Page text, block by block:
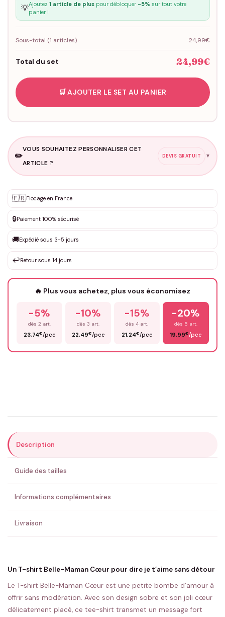
💡Ajoutez 1 article de pluspour débloquer -5% sur tout votre
panier !
Sous-total (1 articles) 24,99€
Total du set 24,99€
🛒 AJOUTER LE SET AU PANIER
✏️
VOUS SOUHAITEZ PERSONNALISER CET
ARTICLE ?
DEVIS GRATUIT ▼
✨ Personnalisation sur mesure
DEVIS GRATUIT · Personnalisation de 3 à 10€ selon la demande
Que souhaitez-vous ?*
Votre texte / idée*
Prénom*
ENVOYER MA DEMANDE ✨
💚 Retour sous 24-48h🇫🇷 Flocage en France✅ Validation avant fabrication
🇫🇷Flocage en France
🔒Paiement 100% sécurisé
🚚Expédié sous 3-5 jours
↩️Retour sous 14 jours
🔥 Plus vous achetez, plus vous économisez
-5%
dès 2 art.
23,74€/pce
-10%
dès 3 art.
22,49€/pce
-15%
dès 4 art.
21,24€/pce
-20%
dès 5 art.
19,99€/pce
Description
Guide des tailles
Informations complémentaires
Livraison
Un T-shirt Belle-Maman Cœur pour dire je t’aime sans détour
Le T-shirt Belle-Maman Cœur est une petite bombe d’amour à
offrir sans modération. Avec son design sobre et son joli cœur
délicatement placé, ce tee-shirt transmet un message fort